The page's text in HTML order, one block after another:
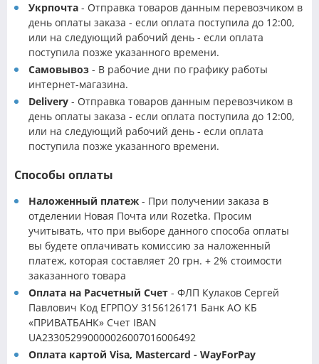
Укрпочта - Отправка товаров данным перевозчиком в
день оплаты заказа - если оплата поступила до 12:00,
или на следующий рабочий день - если оплата
поступила позже указанного времени.
Самовывоз - В рабочие дни по графику работы
интернет-магазина.
Delivery - Отправка товаров данным перевозчиком в
день оплаты заказа - если оплата поступила до 12:00,
или на следующий рабочий день - если оплата
поступила позже указанного времени.
Способы оплаты
Наложенный платеж - При получении заказа в
отделении Новая Почта или Rozetka. Просим
учитывать, что при выборе данного способа оплаты
вы будете оплачивать комиссию за наложенный
платеж, которая составляет 20 грн. + 2% стоимости
заказанного товара
Оплата на Расчетный Счет - ФЛП Кулаков Сергей
Павлович Код ЕГРПОУ 3156126171 Банк АО КБ
«ПРИВАТБАНК» Счет IBAN
UA233052990000026007016006492
Оплата картой Visa, Mastercard - WayForPay